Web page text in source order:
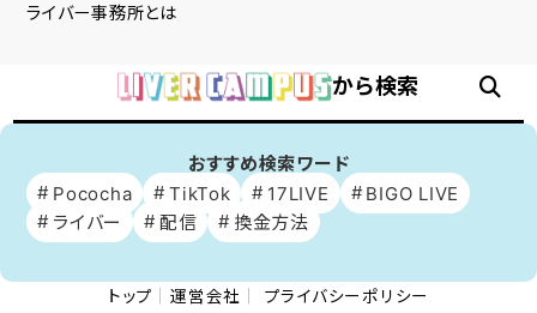
ライバー事務所とは
から検索
おすすめ検索ワード
Pococha
TikTok 17LIVE
BIGO LIVE
ライバー
配信 換金方法
トップ 運営会社 プライバシーポリシー